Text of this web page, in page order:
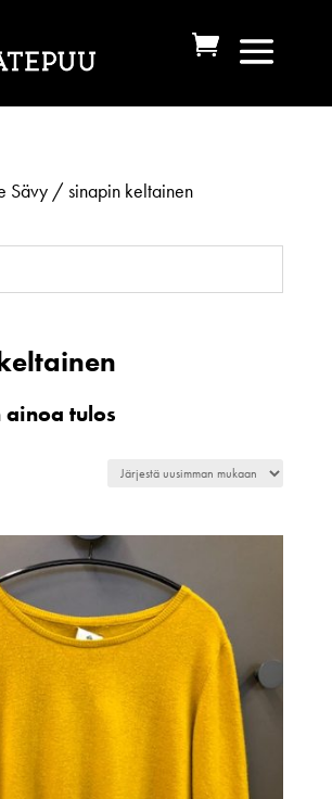
Sävy / sinapin keltainen
tulos